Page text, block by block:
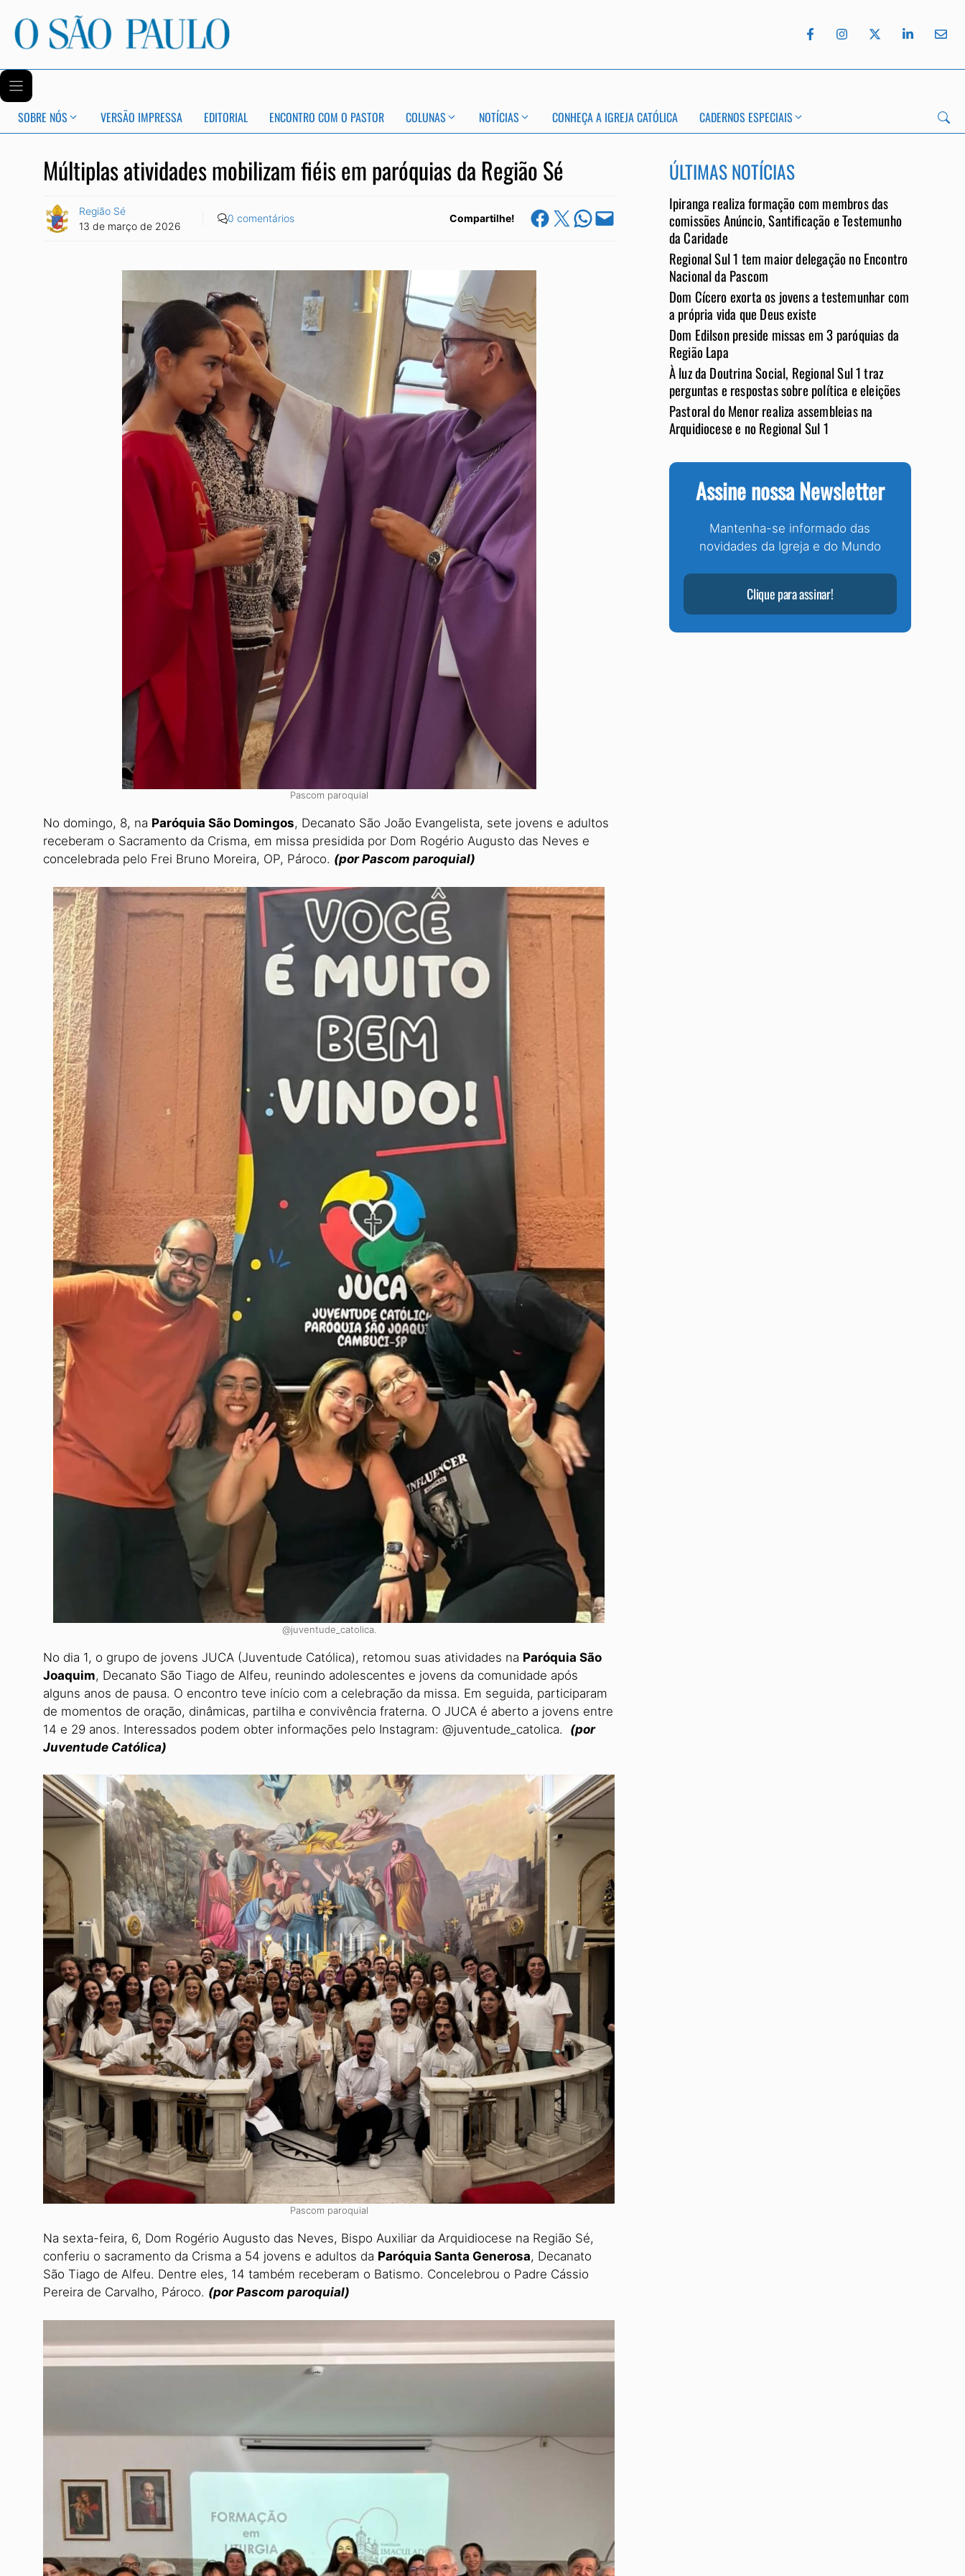
SOBRE NÓS VERSÃO IMPRESSA EDITORIAL ENCONTRO COM O PASTOR COLUNAS NOTÍCIAS CONHEÇA A IGREJA CATÓLICA CADERNOS ESPECIAIS
Múltiplas atividades mobilizam fiéis em paróquias da Região Sé
Região Sé
13 de março de 2026
0 comentários Compartilhe! Share on Facebook
Share on X Share on WhatsApp
Email this Page
Pascom paroquial
No domingo, 8, na Paróquia São Domin­gos, Decanato São João Evangelista, sete jovens e adultos
receberam o Sacramento da Crisma, em missa presidida por Dom Rogério Augusto das Neves e
concelebra­da pelo Frei Bruno Moreira, OP, Pároco. (por Pascom paroquial)
@juventude_catolica.
No dia 1, o grupo de jovens JUCA (Juven­tude Católica), retomou suas atividades na Paróquia São
Joaquim, Decanato São Tiago de Alfeu, reunindo adolescentes e jovens da comunidade após
alguns anos de pausa. O encontro teve início com a ce­lebração da missa. Em seguida, participa­ram
de momentos de oração, dinâmicas, partilha e convivência fraterna. O JUCA é aberto a jovens entre
14 e 29 anos. Inte­ressados podem obter informações pelo Instagram: @juventude_catolica. (por
Juventude Católica)
Pascom paroquial
Na sexta-feira, 6, Dom Rogério Augusto das Neves, Bispo Auxiliar da Arquidiocese na Região Sé,
conferiu o sacramento da Crisma a 54 jovens e adultos da Paróquia Santa Generosa, Decanato
São Tiago de Alfeu. Dentre eles, 14 também receberam o Batismo. Concelebrou o Padre Cássio
Pereira de Carvalho, Pároco. (por Pascom paroquial)
ÚLTIMAS NOTÍCIAS
Ipiranga realiza formação com membros das
comissões Anúncio, Santificação e Testemunho
da Caridade
Regional Sul 1 tem maior delegação no Encontro
Nacional da Pascom
Dom Cícero exorta os jovens a testemunhar com
a própria vida que Deus existe
Dom Edilson preside missas em 3 paróquias da
Região Lapa
À luz da Doutrina Social, Regional Sul 1 traz
perguntas e respostas sobre política e eleições
Pastoral do Menor realiza assembleias na
Arquidiocese e no Regional Sul 1
Assine nossa Newsletter
Mantenha-se informado das
novidades da Igreja e do Mundo
Clique para assinar!